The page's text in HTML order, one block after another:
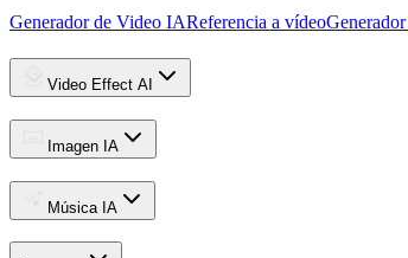
Generador de Video IAReferencia a vídeo
Video Effect AI
Imagen IA
Música IA